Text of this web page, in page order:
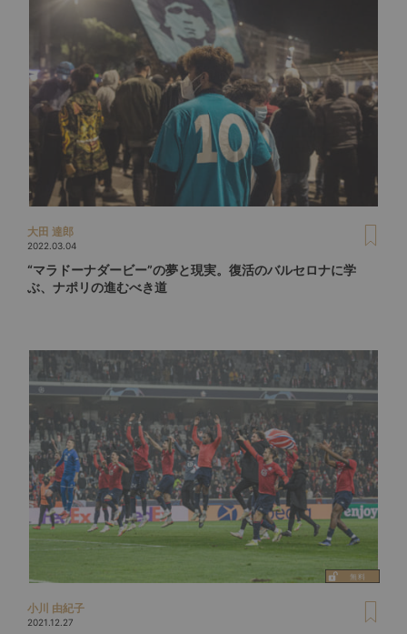
大田 達郎
2022.03.04
“マラドーナダービー”の夢と現実。復活のバルセロナに学
ぶ、ナポリの進むべき道
小川 由紀子
2021.12.27